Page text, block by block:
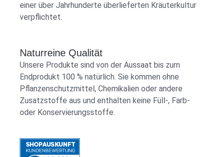
einer über Jahrhunderte überlieferten Kräuterkultur
verpflichtet.
Naturreine Qualität
Unsere Produkte sind von der Aussaat bis zum
Endprodukt 100 % natürlich. Sie kommen ohne
Pflanzenschutzmittel, Chemikalien oder andere
Zusatzstoffe aus und enthalten keine Füll-, Farb-
oder Konservierungsstoffe.